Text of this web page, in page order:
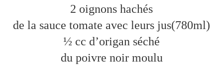
2 oignons hachés
de la sauce tomate avec leurs jus(780ml)
½ cc d’origan séché
du poivre noir moulu